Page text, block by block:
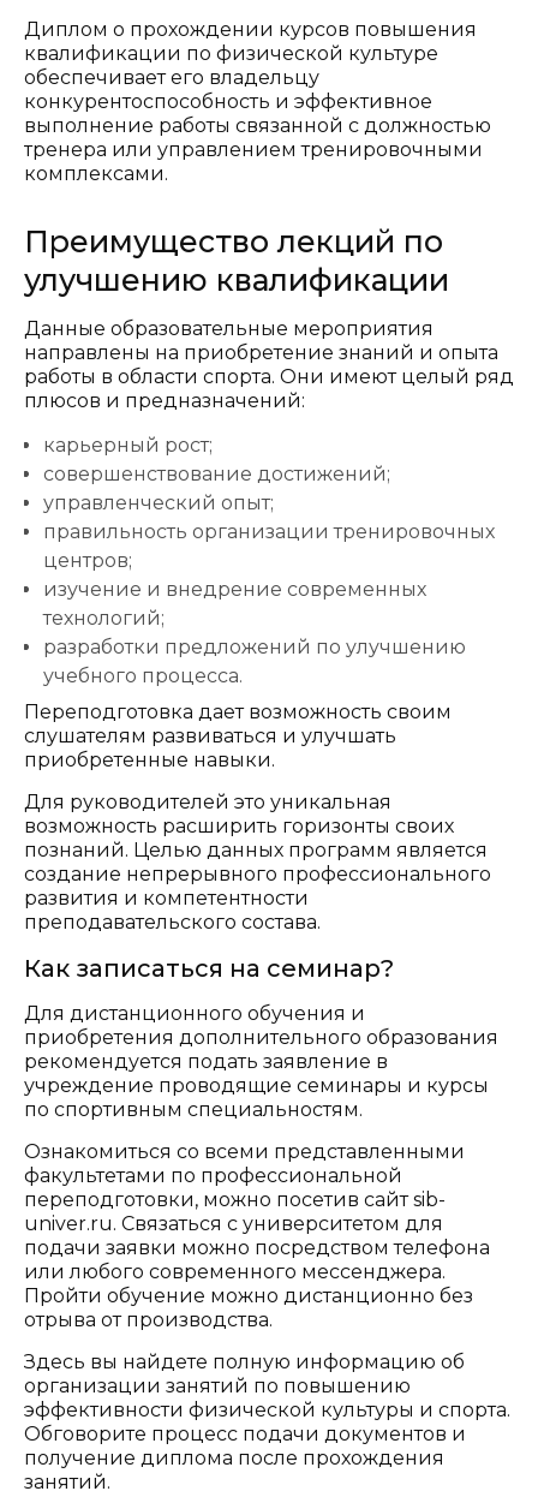
Диплом о прохождении курсов повышения
квалификации по физической культуре
обеспечивает его владельцу
конкурентоспособность и эффективное
выполнение работы связанной с должностью
тренера или управлением тренировочными
комплексами.
Преимущество лекций по
улучшению квалификации
Данные образовательные мероприятия
направлены на приобретение знаний и опыта
работы в области спорта. Они имеют целый ряд
плюсов и предназначений:
карьерный рост;
совершенствование достижений;
управленческий опыт;
правильность организации тренировочных
центров;
изучение и внедрение современных
технологий;
разработки предложений по улучшению
учебного процесса.
Переподготовка дает возможность своим
слушателям развиваться и улучшать
приобретенные навыки.
Для руководителей это уникальная
возможность расширить горизонты своих
познаний. Целью данных программ является
создание непрерывного профессионального
развития и компетентности
преподавательского состава.
Как записаться на семинар?
Для дистанционного обучения и
приобретения дополнительного образования
рекомендуется подать заявление в
учреждение проводящие семинары и курсы
по спортивным специальностям.
Ознакомиться со всеми представленными
факультетами по профессиональной
переподготовки, можно посетив сайт sib-
univer.ru. Связаться с университетом для
подачи заявки можно посредством телефона
или любого современного мессенджера.
Пройти обучение можно дистанционно без
отрыва от производства.
Здесь вы найдете полную информацию об
организации занятий по повышению
эффективности физической культуры и спорта.
Обговорите процесс подачи документов и
получение диплома после прохождения
занятий.